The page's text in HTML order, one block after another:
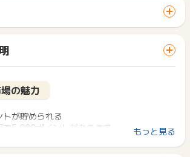
象外】楽天市場⇒買い物かごに入れる⇒ポ
税率の商品が含まれる場合でも同様に「お
算にて、還元対象額が算出されます。ご了承
らお申し込みやお買い物が完了するまでの
（※）で他のサイトに移動した場合はポイン
。
ポイントGET 」ボタンを押した時とサービ
で、デバイス・ブラウザが異なる場合はポ
せん。
物・サービスをご利用される場合は、毎回
り、「 ショッピングでポイントGET 」ボ
利用ください。
る場合、広告主側で対象外とみなし、「獲
きましては、1商品につき10円単位の金額
す。
イント未満のものは切り捨てとなり、ポイ
れません。
のポイント等を利用して支払われた金額分
イントタウンのポイント獲得の対象には含
るサービスの都合もしくは会員様の都合で
でもキャンセルされた場合、ポイントが無効
います。
の魅力
が貯められる
5,000ポイントがもらえる
もっと見る